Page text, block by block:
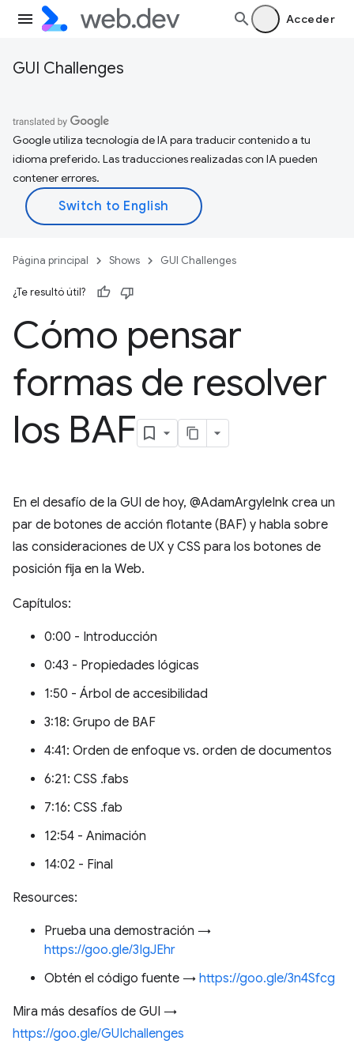
Acceder
GUI Challenges
Google utiliza tecnología de IA para traducir contenido a tu
idioma preferido. Las traducciones realizadas con IA pueden
contener errores.
Página principal Shows GUI Challenges
¿Te resultó útil?
Cómo pensar
formas de resolver
los BAF
En el desafío de la GUI de hoy, @AdamArgyleInk crea un
par de botones de acción flotante (BAF) y habla sobre
las consideraciones de UX y CSS para los botones de
posición fija en la Web.
Capítulos:
0:00 - Introducción
0:43 - Propiedades lógicas
1:50 - Árbol de accesibilidad
3:18: Grupo de BAF
4:41: Orden de enfoque vs. orden de documentos
6:21: CSS .fabs
7:16: CSS .fab
12:54 - Animación
14:02 - Final
Resources:
Prueba una demostración →
https://goo.gle/3IgJEhr
Obtén el código fuente → https://goo.gle/3n4Sfcg
Mira más desafíos de GUI →
https://goo.gle/GUIchallenges